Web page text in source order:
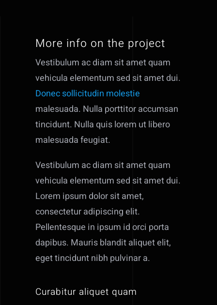
More info on the project
Vestibulum ac diam sit amet quam
vehicula elementum sed sit amet dui.
Donec sollicitudin molestie
malesuada. Nulla porttitor accumsan
tincidunt. Nulla quis lorem ut libero
malesuada feugiat.
Vestibulum ac diam sit amet quam
vehicula elementum sed sit amet dui.
Lorem ipsum dolor sit amet,
consectetur adipiscing elit.
Pellentesque in ipsum id orci porta
dapibus. Mauris blandit aliquet elit,
eget tincidunt nibh pulvinar a.
Curabitur aliquet quam